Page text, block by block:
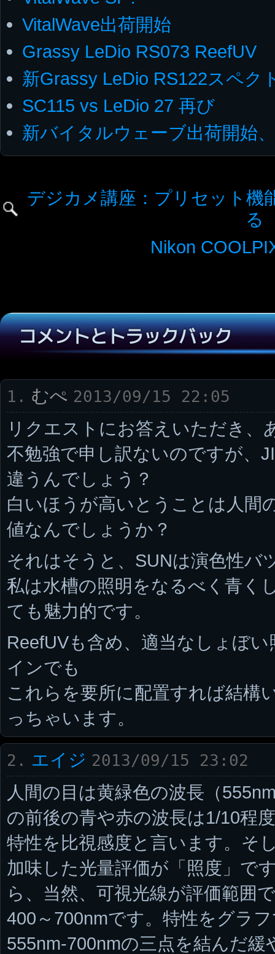
VitalWave出荷開始
Grassy LeDio RS073 ReefUV
新Grassy LeDio RS122スペク
SC115 vs LeDio 27 再び
新バイタルウェーブ出荷開始
デジカメ講座：プリセット機
る
Nikon
コメントとトラックバック
1. むぺ 2013/09/15 22:05
リクエストにお答えいただき、
不勉強で申し訳ないのですが、
違うんでしょう？
白いほうが高いとうことは人間
値なんでしょうか？
それはそうと、SUNは演色性バ
私は水槽の照明をなるべく青く
ても魅力的です。
ReefUVも含め、適当なしょぼ
インでも
これらを要所に配置すれば結構
っちゃいます。
2. エイジ 2013/09/15 23:02
人間の目は黄緑色の波長（
の前後の青や赤の波長は1/10程
特性を比視感度と言います。そ
加味した光量評価が「照度」で
ら、当然、可視光線が評価範囲
400～700nmです。特性をグラ
555nm-700nmの三点を結んだ